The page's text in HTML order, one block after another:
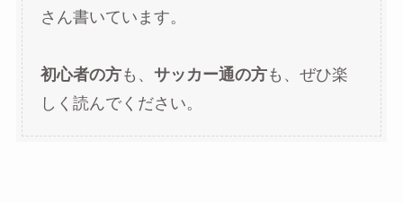
さん書いています。
初心者の方も、 サッカー通の方も、ぜひ楽
しく読んでください。